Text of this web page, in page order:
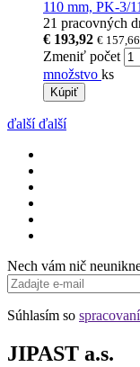
110 mm, PK-3/
21 pracovných
€ 193,92 € 157,66
Zmeniť počet
množstvo ks
Kúpiť
ďalší ďalší
Nech vám nič
Súhlasím so
JIPAST a.s.